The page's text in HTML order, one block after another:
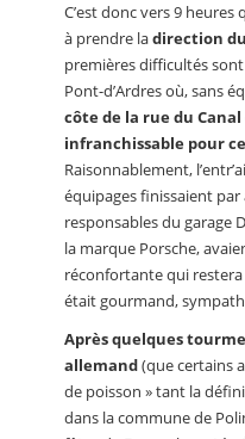
C’est donc vers 9
à prendre ladirection du
premières difficultés
Pont-d’Ardres où, sans
côte de la rue du
infranchissable pour
Raisonnablement,
équipages finissaient
responsables du garage
la marque Porsche,
réconfortante qui restera
était gourmand,
Après quelques
allemand(que certains
de poisson » tant la
dans la commune de